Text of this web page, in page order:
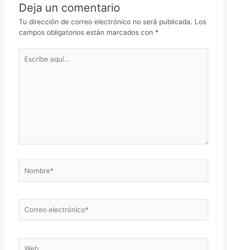
Deja un comentario
Tu dirección de correo electrónico no será publicada. Los
campos obligatorios están marcados con *